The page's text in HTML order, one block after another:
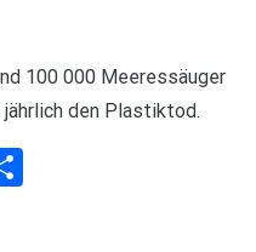
100 000 Meeressäuger
den Plastiktod.